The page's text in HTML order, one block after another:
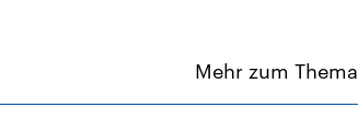
Mehr zum Thema